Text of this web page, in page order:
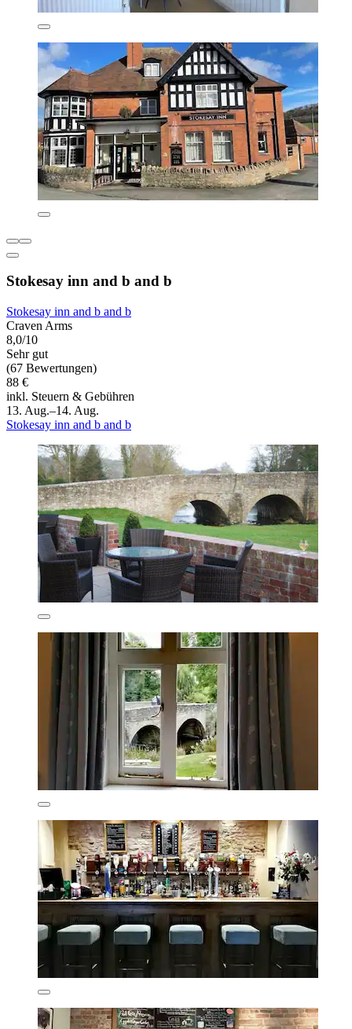
Stokesay inn and b and b
Stokesay inn and b and b
Craven Arms
8,0/10
Sehr gut
(67 Bewertungen)
88 €
inkl. Steuern & Gebühren
13. Aug.–14. Aug.
Stokesay inn and b and b